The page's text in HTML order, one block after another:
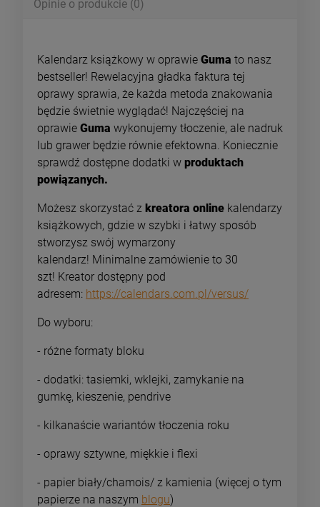
Opinie o produkcie (0)
Kalendarz książkowy w oprawie Guma to nasz
bestseller! Rewelacyjna gładka faktura tej
oprawy sprawia, że każda metoda znakowania
będzie świetnie wyglądać! Najczęściej na
oprawie Guma wykonujemy tłoczenie, ale nadruk
lub grawer będzie równie efektowna. Koniecznie
sprawdź dostępne dodatki w produktach
powiązanych.
Możesz skorzystać z kreatora online kalendarzy
książkowych, gdzie w szybki i łatwy sposób
stworzysz swój wymarzony
kalendarz! Minimalne zamówienie to 30
szt! Kreator dostępny pod
adresem: https://calendars.com.pl/versus/
Do wyboru:
- różne formaty bloku
- dodatki: tasiemki, wklejki, zamykanie na
gumkę, kieszenie, pendrive
- kilkanaście wariantów tłoczenia roku
- oprawy sztywne, miękkie i flexi
- papier biały/chamois/ z kamienia (więcej o tym
papierze na naszym blogu)